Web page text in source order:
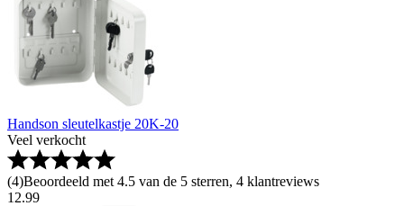
Handson sleutelkastje 20K-20
Veel verkocht
(4)Beoordeeld met 4.5 van de 5 sterren, 4 klantreviews
12.99